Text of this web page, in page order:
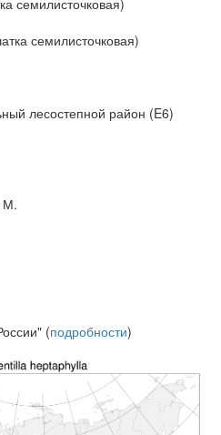
семилисточковая)
лесостепной район (E6)
М.
(подробности)